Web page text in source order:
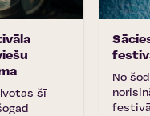
šī
No